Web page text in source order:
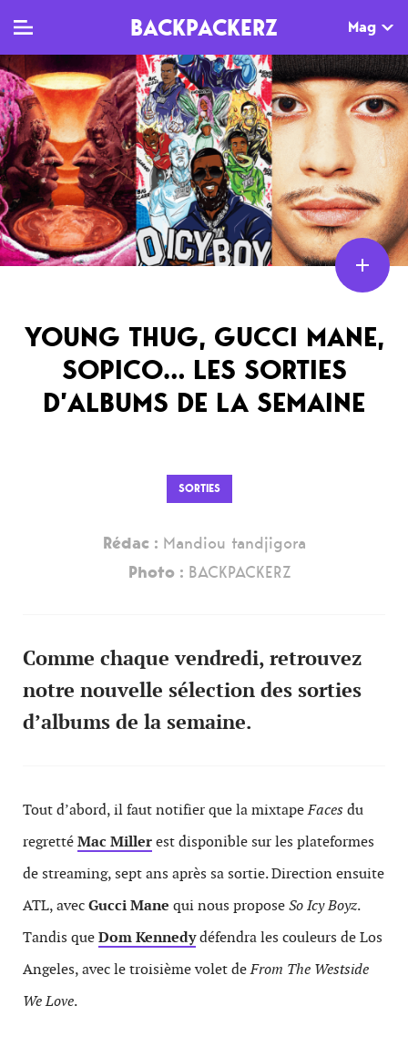
BACKPACKERZ Mag
TV
Clips
Live
Documentaires
MAG
Dossiers
Tops
Interviews
Sorties
Newsletter
AGENDA
Paris
Festivals
YOUNG THUG, GUCCI MANE,
SOPICO… LES SORTIES
D’ALBUMS DE LA SEMAINE
SORTIES
Rédac : Mandiou tandjigora
Photo : BACKPACKERZ
Comme chaque vendredi, retrouvez
notre nouvelle sélection des sorties
d’albums de la semaine.
Tout d’abord, il faut notifier que la mixtapeFaces du
regrettéMac Millerest disponible sur les plateformes
de streaming, sept ans après sa sortie. Direction ensuite
ATL, avecGucci Mane qui nous proposeSo Icy Boyz.
Tandis queDom Kennedydéfendra les couleurs de Los
Angeles, avec le troisième volet deFrom The Westside
We Love.